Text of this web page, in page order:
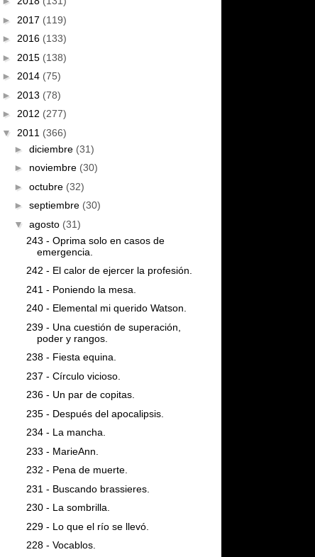
► 2017 (119)
► 2016 (133)
► 2015 (138)
► 2014 (75)
► 2013 (78)
► 2012 (277)
▼ 2011 (366)
► diciembre (31)
► noviembre (30)
► octubre (32)
► septiembre (30)
▼ agosto (31)
243 - Oprima solo en casos de
emergencia.
242 - El calor de ejercer la profesión.
241 - Poniendo la mesa.
240 - Elemental mi querido Watson.
239 - Una cuestión de superación,
poder y rangos.
238 - Fiesta equina.
237 - Círculo vicioso.
236 - Un par de copitas.
235 - Después del apocalipsis.
234 - La mancha.
233 - MarieAnn.
232 - Pena de muerte.
231 - Buscando brassieres.
230 - La sombrilla.
229 - Lo que el río se llevó.
228 - Vocablos.